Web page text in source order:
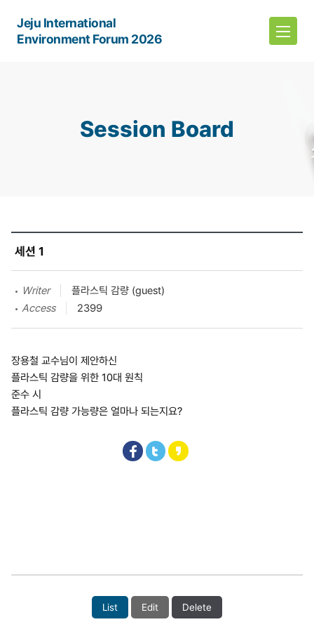
Jeju International
Environment Forum 2026
Session Board
세션 1
Writer
플라스틱 감량 (guest)
Access
2399
장용철 교수님이 제안하신
플라스틱 감량을 위한 10대 원칙
준수 시
플라스틱 감량 가능량은 얼마나 되는지요?
List Edit Delete